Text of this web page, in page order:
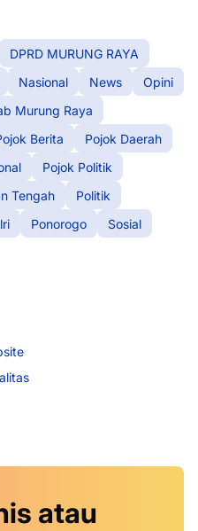
DPRD MURUNG RAYA
Nasional News
Opini
Murung Raya
Berita
Pojok Daerah
Pojok Politik
Tengah
Politik
Ponorogo
Sosial
atau